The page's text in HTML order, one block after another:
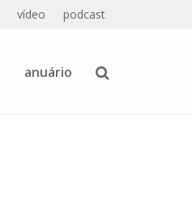
vídeo podcast
anuário